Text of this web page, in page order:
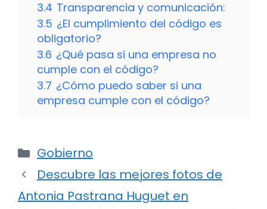
3.4 Transparencia y comunicación:
3.5 ¿El cumplimiento del código es
obligatorio?
3.6 ¿Qué pasa si una empresa no
cumple con el código?
3.7 ¿Cómo puedo saber si una
empresa cumple con el código?
Categorías
Gobierno
Descubre las mejores fotos de
Antonia Pastrana Huguet en